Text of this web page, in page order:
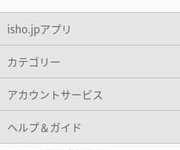
isho.jpアプリ
カテゴリー
アカウントサービス
ヘルプ＆ガイド